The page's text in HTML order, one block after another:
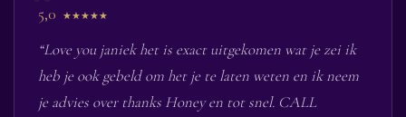
5,0 ★★★★★
“Love you janiek het is exact uitgekomen wat je zei ik
heb je ook gebeld om het je te laten weten en ik neem
je advies over thanks Honey en tot snel. CALL